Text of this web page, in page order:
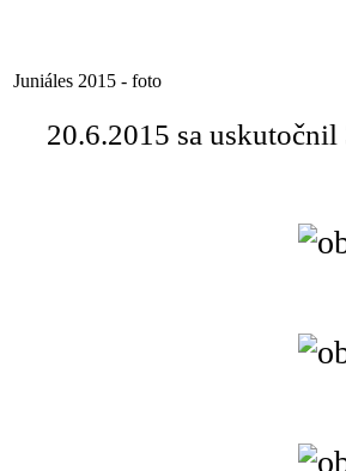
Juniáles 2015 - foto
20.6.2015 sa